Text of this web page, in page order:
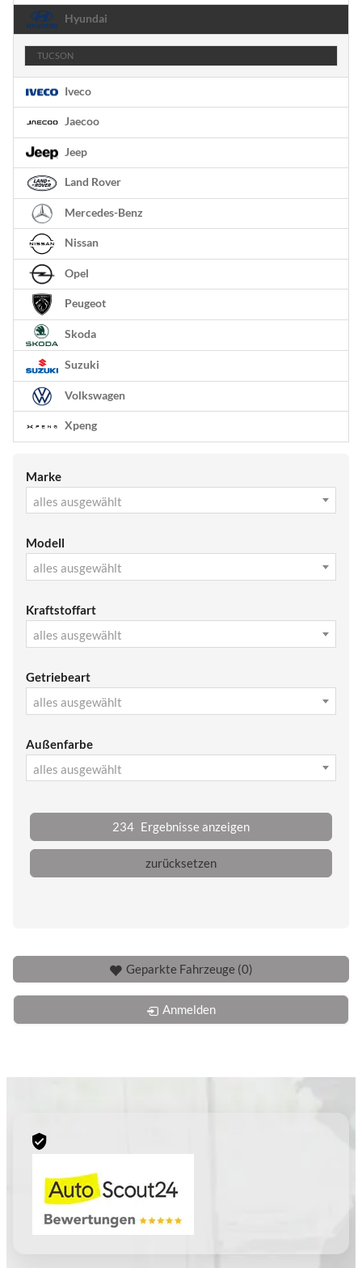
Hyundai
TUCSON
Iveco
Jaecoo
Jeep
Land Rover
Mercedes-Benz
Nissan
Opel
Peugeot
Skoda
Suzuki
Volkswagen
Xpeng
Marke
alles ausgewählt
Modell
alles ausgewählt
Kraftstoffart
alles ausgewählt
Getriebeart
alles ausgewählt
Außenfarbe
alles ausgewählt
234 Ergebnisse anzeigen
zurücksetzen
Geparkte Fahrzeuge (0)
Anmelden